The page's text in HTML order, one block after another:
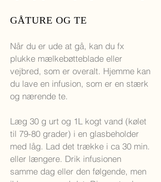
GÅTURE OG TE
Når du er ude at gå, kan du fx
plukke mælkebøtteblade eller
vejbred, som er overalt. Hjemme kan
du lave en infusion, som er en stærk
og nærende te.
Læg 30 g urt og 1L kogt vand (kølet
til 79-80 grader) i en glasbeholder
med låg. Lad det trække i ca 30 min.
eller længere. Drik infusionen
samme dag eller den følgende, men